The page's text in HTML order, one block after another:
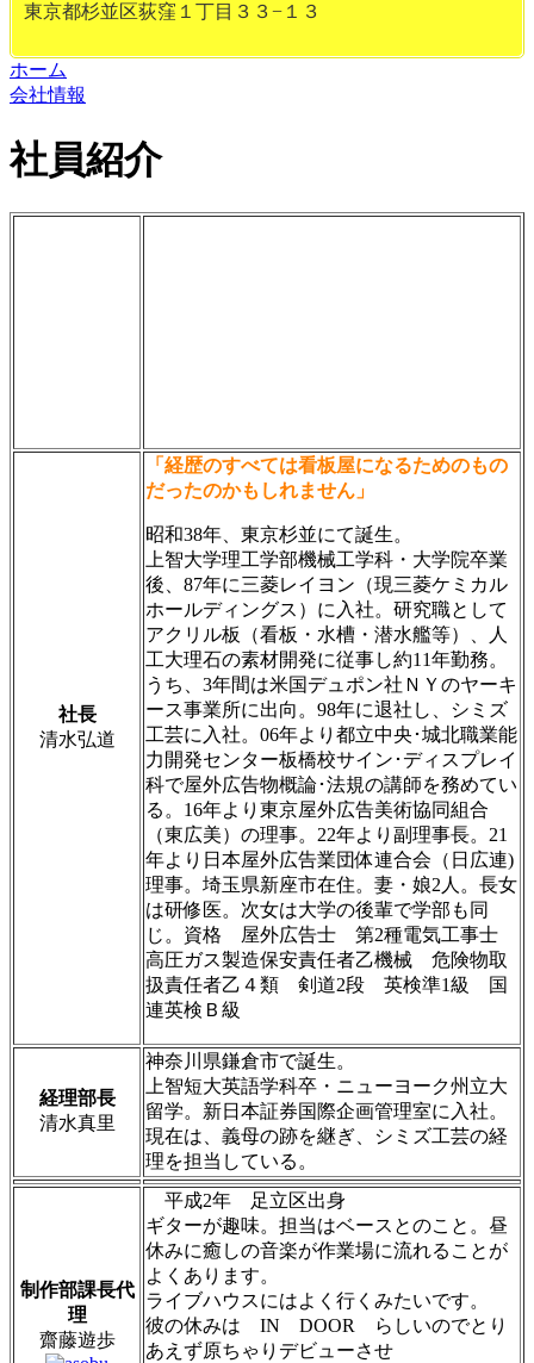
東京都杉並区荻窪１丁目３３−１３
ホーム
会社情報
社員紹介
社長
清水弘道
「経歴のすべては看板屋になるためのもの
だったのかもしれません」
昭和38年、東京杉並にて誕生。
上智大学理工学部機械工学科・大学院卒業
後、87年に三菱レイヨン（現三菱ケミカル
ホールディングス）に入社。研究職として
アクリル板（看板・水槽・潜水艦等）、人
工大理石の素材開発に従事し約11年勤務。
うち、3年間は米国デュポン社ＮＹのヤーキ
ース事業所に出向。98年に退社し、シミズ
工芸に入社。06年より都立中央･城北職業能
力開発センター板橋校サイン･ディスプレイ
科で屋外広告物概論･法規の講師を務めてい
る。16年より東京屋外広告美術協同組合
（東広美）の理事。22年より副理事長。21
年より日本屋外広告業団体連合会（日広連)
理事。埼玉県新座市在住。妻・娘2人。長女
は研修医。次女は大学の後輩で学部も同
じ。資格 屋外広告士 第2種電気工事士
高圧ガス製造保安責任者乙機械 危険物取
扱責任者乙４類 剣道2段 英検準1級 国
連英検Ｂ級
経理部長
清水真里
神奈川県鎌倉市で誕生。
上智短大英語学科卒・ニューヨーク州立大
留学。新日本証券国際企画管理室に入社。
現在は、義母の跡を継ぎ、シミズ工芸の経
理を担当している。
制作部課長代
理
齋藤遊歩
平成2年 足立区出身
ギターが趣味。担当はベースとのこと。昼
休みに癒しの音楽が作業場に流れることが
よくあります。
ライブハウスにはよく行くみたいです。
彼の休みは IN DOOR らしいのでとり
あえず原ちゃりデビューさせ